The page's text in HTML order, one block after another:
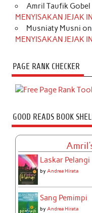
Amril Taufik Gobel
MENYISAKAN JEJAK
Musniaty Musni on
MENYISAKAN JEJAK
PAGE RANK CHECKER
GOOD READS BOOK
Laskar Pelangi
byAndrea Hirata
Sang Pemimpi
byAndrea Hirata